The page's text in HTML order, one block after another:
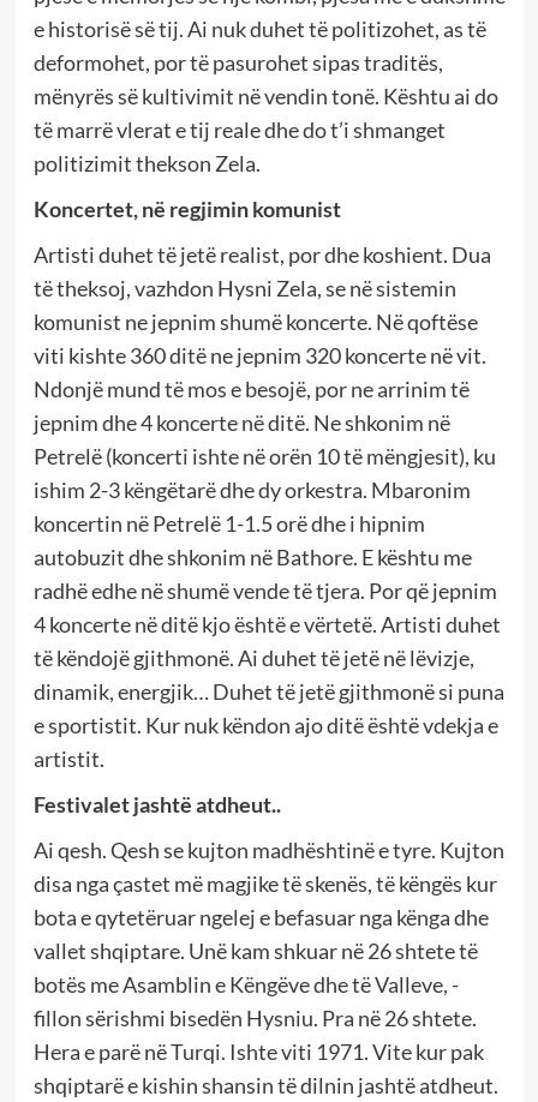
e historisë së tij. Ai nuk duhet të politizohet, as të
deformohet, por të pasurohet sipas traditës,
mënyrës së kultivimit në vendin tonë. Kështu ai do
të marrë vlerat e tij reale dhe do t’i shmanget
politizimit thekson Zela.
Koncertet, në regjimin komunist
Artisti duhet të jetë realist, por dhe koshient. Dua
të theksoj, vazhdon Hysni Zela, se në sistemin
komunist ne jepnim shumë koncerte. Në qoftëse
viti kishte 360 ditë ne jepnim 320 koncerte në vit.
Ndonjë mund të mos e besojë, por ne arrinim të
jepnim dhe 4 koncerte në ditë. Ne shkonim në
Petrelë (koncerti ishte në orën 10 të mëngjesit), ku
ishim 2-3 këngëtarë dhe dy orkestra. Mbaronim
koncertin në Petrelë 1-1.5 orë dhe i hipnim
autobuzit dhe shkonim në Bathore. E kështu me
radhë edhe në shumë vende të tjera. Por që jepnim
4 koncerte në ditë kjo është e vërtetë. Artisti duhet
të këndojë gjithmonë. Ai duhet të jetë në lëvizje,
dinamik, energjik… Duhet të jetë gjithmonë si puna
e sportistit. Kur nuk këndon ajo ditë është vdekja e
artistit.
Festivalet jashtë atdheut..
Ai qesh. Qesh se kujton madhështinë e tyre. Kujton
disa nga çastet më magjike të skenës, të këngës kur
bota e qytetëruar ngelej e befasuar nga kënga dhe
vallet shqiptare. Unë kam shkuar në 26 shtete të
botës me Asamblin e Këngëve dhe të Valleve, -
fillon sërishmi bisedën Hysniu. Pra në 26 shtete.
Hera e parë në Turqi. Ishte viti 1971. Vite kur pak
shqiptarë e kishin shansin të dilnin jashtë atdheut.